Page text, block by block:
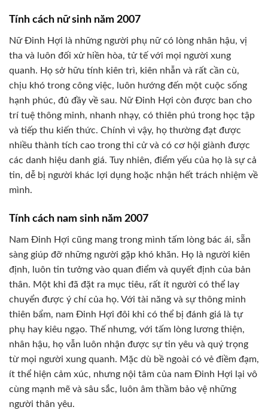
Tính cách nữ sinh năm 2007
Nữ Đinh Hợi là những người phụ nữ có lòng nhân hậu, vị
tha và luôn đối xử hiền hòa, tử tế với mọi người xung
quanh. Họ sở hữu tính kiên trì, kiên nhẫn và rất cần cù,
chịu khó trong công việc, luôn hướng đến một cuộc sống
hạnh phúc, đủ đầy về sau. Nữ Đinh Hợi còn được ban cho
trí tuệ thông minh, nhanh nhạy, có thiên phú trong học tập
và tiếp thu kiến thức. Chính vì vậy, họ thường đạt được
nhiều thành tích cao trong thi cử và có cơ hội giành được
các danh hiệu danh giá. Tuy nhiên, điểm yếu của họ là sự cả
tin, dễ bị người khác lợi dụng hoặc nhận hết trách nhiệm về
mình.
Tính cách nam sinh năm 2007
Nam Đinh Hợi cũng mang trong mình tấm lòng bác ái, sẵn
sàng giúp đỡ những người gặp khó khăn. Họ là người kiên
định, luôn tin tưởng vào quan điểm và quyết định của bản
thân. Một khi đã đặt ra mục tiêu, rất ít người có thể lay
chuyển được ý chí của họ. Với tài năng và sự thông minh
thiên bẩm, nam Đinh Hợi đôi khi có thể bị đánh giá là tự
phụ hay kiêu ngạo. Thế nhưng, với tấm lòng lương thiện,
nhân hậu, họ vẫn luôn nhận được sự tin yêu và quý trọng
từ mọi người xung quanh. Mặc dù bề ngoài có vẻ điềm đạm,
ít thể hiện cảm xúc, nhưng nội tâm của nam Đinh Hợi lại vô
cùng mạnh mẽ và sâu sắc, luôn âm thầm bảo vệ những
người thân yêu.